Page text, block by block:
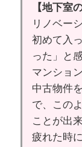
【地下室
リノベー
初めて入
った」と
マンショ
中古物件
で、この
ことが出
疲れた時